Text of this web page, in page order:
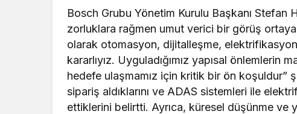
Bosch Grubu Yönetim Kurulu Başkanı Stefan
zorluklara rağmen umut verici bir görüş
olarak otomasyon, dijitalleşme,
kararlıyız. Uyguladığımız yapısal
hedefe ulaşmamız için kritik bir ön
sipariş aldıklarını ve ADAS sistemleri ile
ettiklerini belirtti. Ayrıca, küresel düşünme